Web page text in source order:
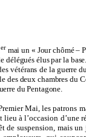
ermai un « Jour chômé –
délégués élus par la
vétérans de la guerre
des deux chambres du
du Pentagone.
Mai, les patrons
lieu à l’occasion d’une
de suspension, mais